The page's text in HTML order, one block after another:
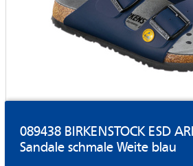
089438 BIRKENSTOCK ESD
Sandale schmale Weite blau